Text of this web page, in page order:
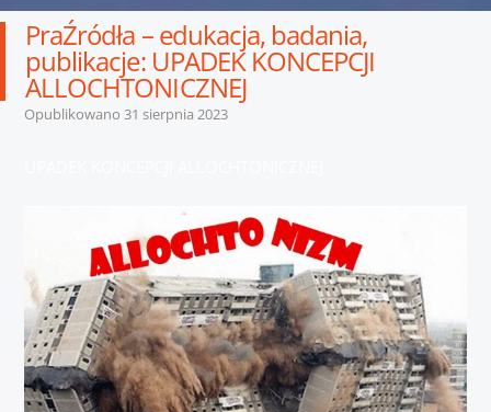
PraŹródła – edukacja, badania,
publikacje: UPADEK KONCEPCJI
ALLOCHTONICZNEJ
Opublikowano 31 sierpnia 2023